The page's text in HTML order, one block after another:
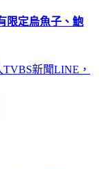
限定烏魚子、鮑
TVBS新聞LINE，